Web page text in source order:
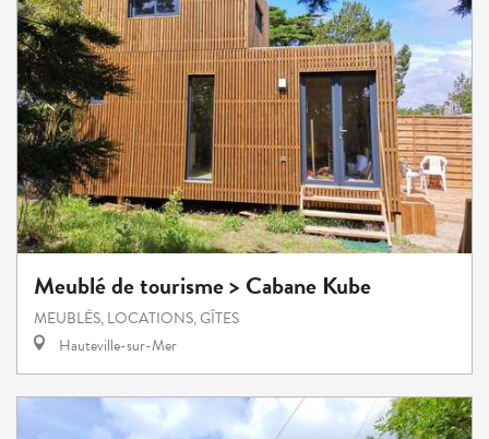
Meublé de tourisme > Cabane Kube
MEUBLÉS, LOCATIONS, GÎTES
Hauteville-sur-Mer